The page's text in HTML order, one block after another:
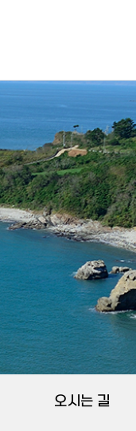
오시는 길